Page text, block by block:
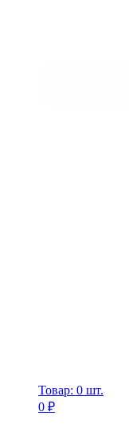
Товар: 0 шт.
0 ₽